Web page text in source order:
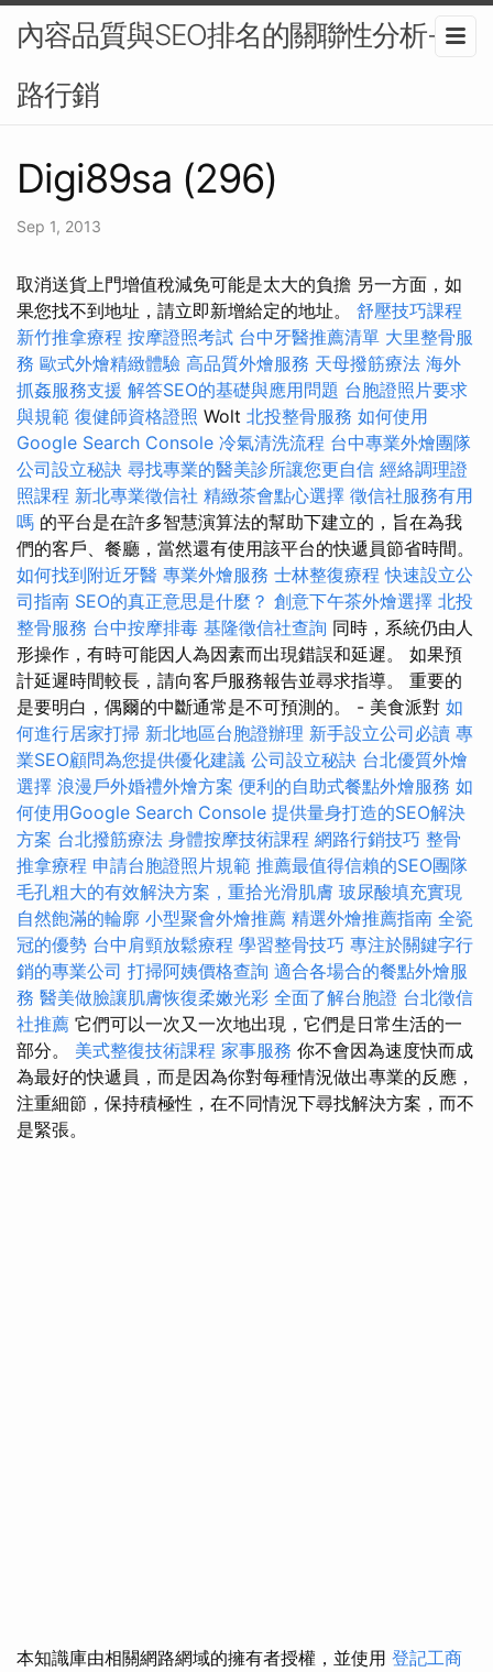
內容品質與SEO排名的關聯性分析-網
路行銷
Digi89sa (296)
Sep 1, 2013
取消送貨上門增值稅減免可能是太大的負擔 另一方面，如
果您找不到地址，請立即新增給定的地址。 舒壓技巧課程
新竹推拿療程 按摩證照考試 台中牙醫推薦清單 大里整骨服
務 歐式外燴精緻體驗 高品質外燴服務 天母撥筋療法 海外
抓姦服務支援 解答SEO的基礎與應用問題 台胞證照片要求
與規範 復健師資格證照 Wolt 北投整骨服務 如何使用
Google Search Console 冷氣清洗流程 台中專業外燴團隊
公司設立秘訣 尋找專業的醫美診所讓您更自信 經絡調理證
照課程 新北專業徵信社 精緻茶會點心選擇 徵信社服務有用
嗎 的平台是在許多智慧演算法的幫助下建立的，旨在為我
們的客戶、餐廳，當然還有使用該平台的快遞員節省時間。
如何找到附近牙醫 專業外燴服務 士林整復療程 快速設立公
司指南 SEO的真正意思是什麼？ 創意下午茶外燴選擇 北投
整骨服務 台中按摩排毒 基隆徵信社查詢 同時，系統仍由人
形操作，有時可能因人為因素而出現錯誤和延遲。 如果預
計延遲時間較長，請向客戶服務報告並尋求指導。 重要的
是要明白，偶爾的中斷通常是不可預測的。 - 美食派對 如
何進行居家打掃 新北地區台胞證辦理 新手設立公司必讀 專
業SEO顧問為您提供優化建議 公司設立秘訣 台北優質外燴
選擇 浪漫戶外婚禮外燴方案 便利的自助式餐點外燴服務 如
何使用Google Search Console 提供量身打造的SEO解決
方案 台北撥筋療法 身體按摩技術課程 網路行銷技巧 整骨
推拿療程 申請台胞證照片規範 推薦最值得信賴的SEO團隊
毛孔粗大的有效解決方案，重拾光滑肌膚 玻尿酸填充實現
自然飽滿的輪廓 小型聚會外燴推薦 精選外燴推薦指南 全瓷
冠的優勢 台中肩頸放鬆療程 學習整骨技巧 專注於關鍵字行
銷的專業公司 打掃阿姨價格查詢 適合各場合的餐點外燴服
務 醫美做臉讓肌膚恢復柔嫩光彩 全面了解台胞證 台北徵信
社推薦 它們可以一次又一次地出現，它們是日常生活的一
部分。 美式整復技術課程 家事服務 你不會因為速度快而成
為最好的快遞員，而是因為你對每種情況做出專業的反應，
注重細節，保持積極性，在不同情況下尋找解決方案，而不
是緊張。
本知識庫由相關網路網域的擁有者授權，並使用 登記工商